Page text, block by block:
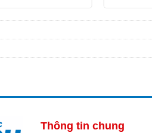
Thông tin chung